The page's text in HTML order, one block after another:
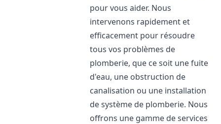
pour vous aider. Nous
intervenons rapidement et
efficacement pour résoudre
tous vos problèmes de
plomberie, que ce soit une fuite
d'eau, une obstruction de
canalisation ou une installation
de système de plomberie. Nous
offrons une gamme de services